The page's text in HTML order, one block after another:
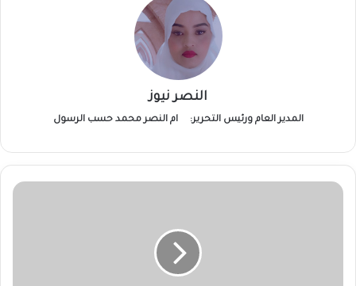
النصر نيوز
المدير العام ورئيس التحرير: ام النصر محمد حسب الرسول
تُسيّر